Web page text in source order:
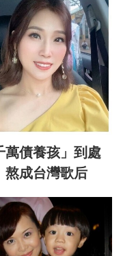
萬債養孩」到處
成台灣歌后